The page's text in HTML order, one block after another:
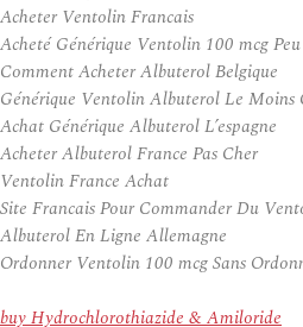
Acheter Ventolin Francais
Acheté Générique Ventolin 100 mcg
Comment Acheter Albuterol Belgique
Générique Ventolin Albuterol Le Moins
Achat Générique Albuterol L’espagne
Acheter Albuterol France Pas Cher
Ventolin France Achat
Site Francais Pour Commander Du
Albuterol En Ligne Allemagne
Ordonner Ventolin 100 mcg Sans
buy Hydrochlorothiazide & Amiloride